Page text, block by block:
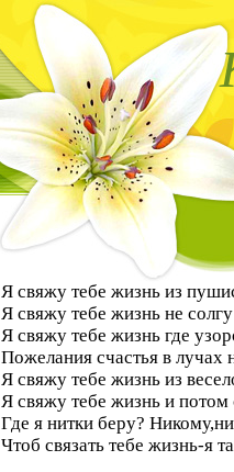
Я свяжу тебе жизнь из
Я свяжу тебе жизнь не
Я свяжу тебе жизнь где
Пожелания счастья в лучах
Я свяжу тебе жизнь из
Я свяжу тебе жизнь и
Где я нитки беру?
Чтоб связать тебе жизнь-я